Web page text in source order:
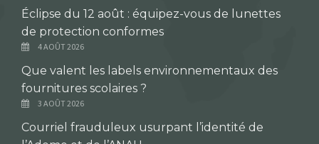
Éclipse du 12 août : équipez-vous de lunettes
de protection conformes
4 AOÛT 2026
Que valent les labels environnementaux des
fournitures scolaires ?
3 AOÛT 2026
Courriel frauduleux usurpant l’identité de